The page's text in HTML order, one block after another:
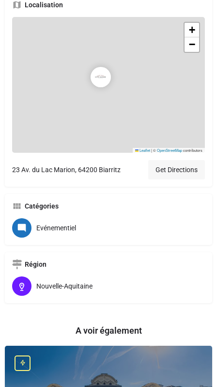
Localisation
+
−
Leaflet|©OpenStreetMapcontributors
23 Av. du Lac Marion, 64200 Biarritz Get Directions
Catégories
Evénementiel
Région
Nouvelle-Aquitaine
A voir également